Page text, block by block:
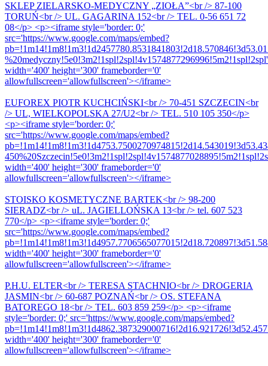
SKLEP ZIELARSKO-MEDYCZNY „ZIOŁA”<br /> 87-100
TORUŃ<br /> UL. GAGARINA 152<br /> TEL. 0-56 651 72
08</p> <p><iframe style='border: 0;'
src='https://www.google.com/maps/embed?
%20medyczny!5e0!3m2!1spl!2spl!4v1574877296996!5m2!1spl!2spl'
width='400' height='300' frameborder='0'
allowfullscreen='allowfullscreen'></iframe>
EUFOREX PIOTR KUCHCIŃSKI<br /> 70-451 SZCZECIN<br
/> UL, WIELKOPOLSKA 27/U2<br /> TEL. 510 105 350</p>
<p><iframe style='border: 0;'
src='https://www.google.com/maps/embed?
width='400' height='300' frameborder='0'
allowfullscreen='allowfullscreen'></iframe>
STOISKO KOSMETYCZNE BARTEK<br /> 98-200
SIERADZ<br /> uL. JAGIELLOŃSKA 13<br /> tel. 607 523
770</p> <p><iframe style='border: 0;'
src='https://www.google.com/maps/embed?
width='400' height='300' frameborder='0'
allowfullscreen='allowfullscreen'></iframe>
P.H.U. ELTER<br /> TERESA STACHNIO<br /> DROGERIA
JASMIN<br /> 60-687 POZNAŃ<br /> OS. STEFANA
BATOREGO 18<br /> TEL. 603 859 259</p> <p><iframe
style='border: 0;' src='https://www.google.com/maps/embed?
width='400' height='300' frameborder='0'
allowfullscreen='allowfullscreen'></iframe>